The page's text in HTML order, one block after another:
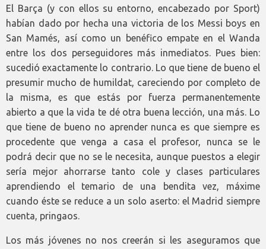
El Barça (y con ellos su entorno, encabezado por Sport)
habían dado por hecha una victoria de los Messi boys en
San Mamés, así como un benéfico empate en el Wanda
entre los dos perseguidores más inmediatos. Pues bien:
sucedió exactamente lo contrario. Lo que tiene de bueno el
presumir mucho de humildat, careciendo por completo de
la misma, es que estás por fuerza permanentemente
abierto a que la vida te dé otra buena lección, una más. Lo
que tiene de bueno no aprender nunca es que siempre es
procedente que venga a casa el profesor, nunca se le
podrá decir que no se le necesita, aunque puestos a elegir
sería mejor ahorrarse tanto cole y clases particulares
aprendiendo el temario de una bendita vez, máxime
cuando éste se reduce a un solo aserto: el Madrid siempre
cuenta, pringaos.
Los más jóvenes no nos creerán si les aseguramos que